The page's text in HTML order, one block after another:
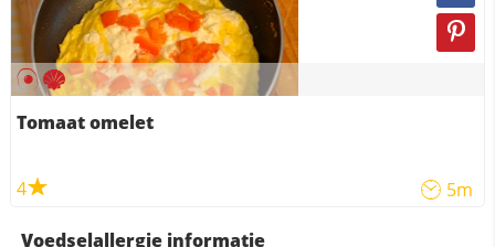
Tomaat omelet
4 5m
Voedselallergie informatie